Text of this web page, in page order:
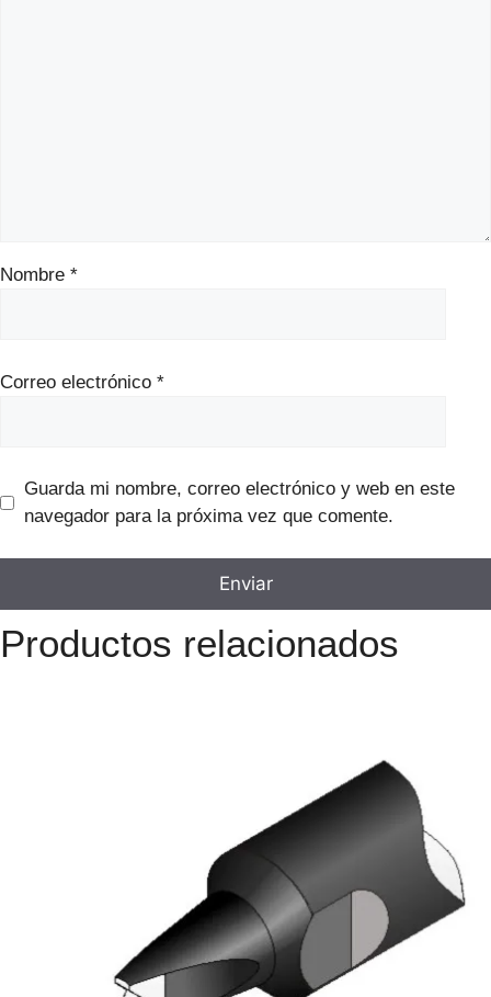
Nombre *
Correo electrónico *
Guarda mi nombre, correo electrónico y web en este
navegador para la próxima vez que comente.
Productos relacionados